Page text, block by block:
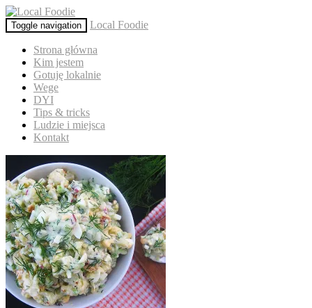
Toggle navigation Local Foodie
Strona główna
Kim jestem
Gotuję lokalnie
Wege
DYI
Tips & tricks
Ludzie i miejsca
Kontakt